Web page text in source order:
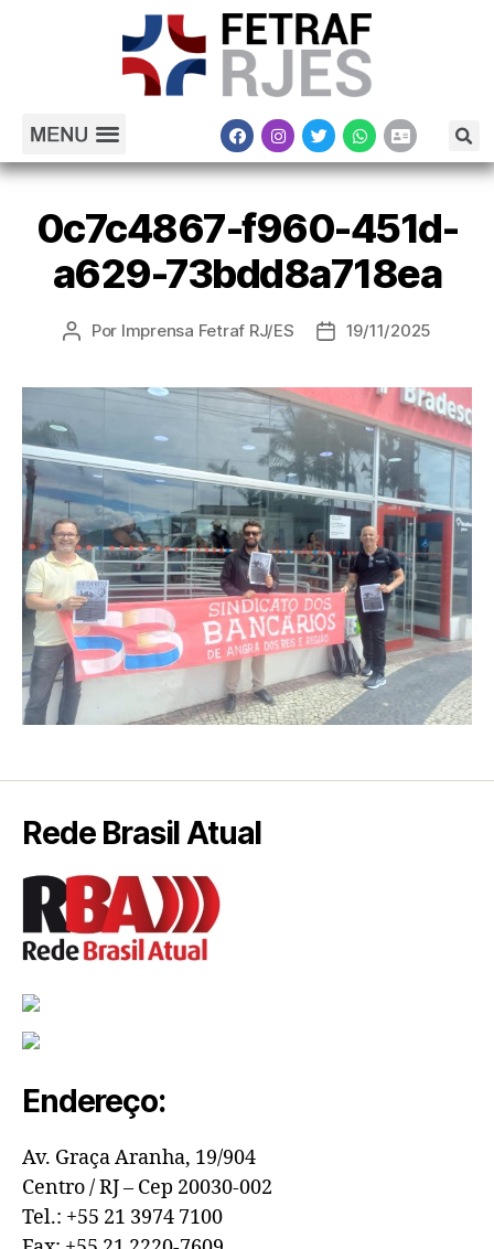
0c7c4867-f960-451d-
a629-73bdd8a718ea
Por Imprensa Fetraf RJ/ES 19/11/2025
Rede Brasil Atual
Endereço:
Av. Graça Aranha, 19/904
Centro / RJ – Cep 20030-002
Tel.: +55 21 3974 7100